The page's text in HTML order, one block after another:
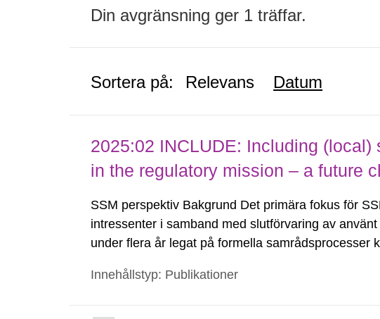
Din avgränsning ger 1 träffar.
Sortera på: Relevans Datum
2025:02 INCLUDE: Including
in the regulatory mission – a future
SSM perspektiv Bakgrund Det primära fokus för
intressenter i samband med slutförvaring av
under flera år legat på formella samrådsprocesser
tillståndsansökningar enligt kärntekniklagen.
Innehållstyp: Publikationer